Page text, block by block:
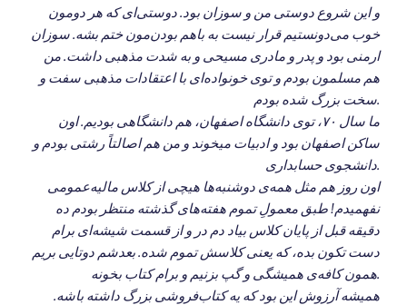
و این شروع دوستی من و سوزان بود. دوستی‌ای که هر دومون
خوب می‌دونستیم قرار نیست به باهم بودن‌مون ختم بشه. سوزان
ارمنی بود و پدر و مادری مسیحی و به شدت مذهبی داشت. من
هم مسلمون بودم و توی خونواده‌ای با اعتقادات مذهبی سفت و
سخت بزرگ شده بودم.
ما سال ۷۰، توی دانشگاه اصفهان، هم دانشگاهی بودیم. اون
ساکن اصفهان بود و ادبیات میخوند و من هم اصالتاً رشتی بودم و
دانشجوی حسابداری.
اون روز هم مثل همه‌ی دوشنبه‌ها هیچی از کلاس مالیه‌عمومی
نفهمیدم! طبق معمولِ تموم هفته‌های گذشته منتظر بودم ده
دقیقه قبل از پایان کلاس بیاد دم در و از قسمت شیشه‌ای برام
دست تکون بده، که یعنی کلاسش تموم شده. بعدشم دوتایی بریم
همون کافه‌ی همیشگی و گپ بزنیم و برام کتاب بخونه.
همیشه آرزوش این بود که یه کتاب‌فروشی بزرگ داشته باشه.